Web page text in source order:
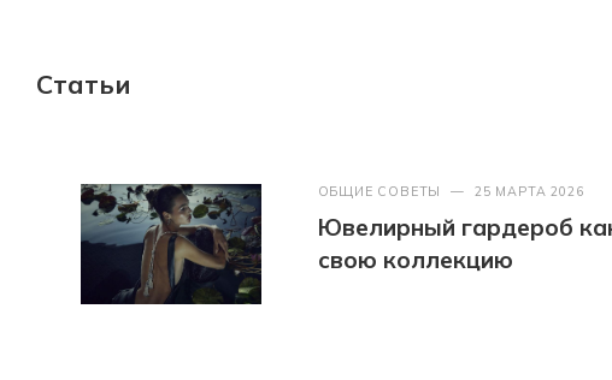
Статьи
ОБЩИЕ СОВЕТЫ — 25 МАРТА 2026
Ювелирный гардероб
свою коллекцию